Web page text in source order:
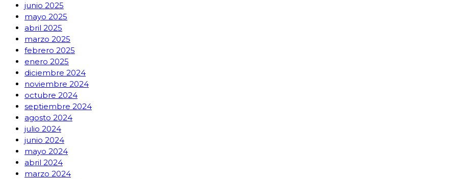
junio 2025
mayo 2025
abril 2025
marzo 2025
febrero 2025
enero 2025
diciembre 2024
noviembre 2024
octubre 2024
septiembre 2024
agosto 2024
julio 2024
junio 2024
mayo 2024
abril 2024
marzo 2024